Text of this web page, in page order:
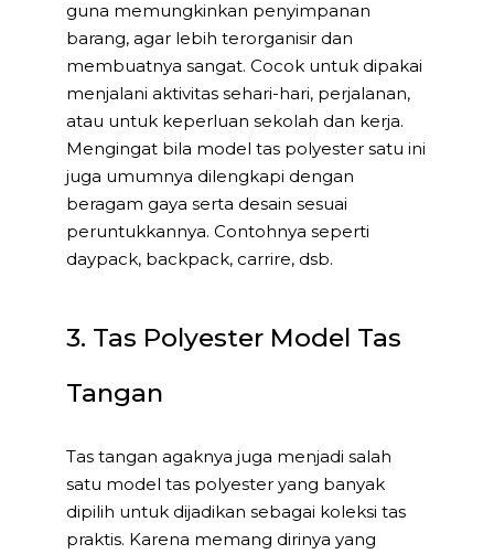
guna memungkinkan penyimpanan
barang, agar lebih terorganisir dan
membuatnya sangat. Cocok untuk dipakai
menjalani aktivitas sehari-hari, perjalanan,
atau untuk keperluan sekolah dan kerja.
Mengingat bila model tas polyester satu ini
juga umumnya dilengkapi dengan
beragam gaya serta desain sesuai
peruntukkannya. Contohnya seperti
daypack, backpack, carrire, dsb.
3. Tas Polyester Model Tas
Tangan
Tas tangan agaknya juga menjadi salah
satu model tas polyester yang banyak
dipilih untuk dijadikan sebagai koleksi tas
praktis. Karena memang dirinya yang